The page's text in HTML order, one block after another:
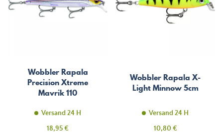
Wobbler Rapala
Precision Xtreme
Mavrik 110
Versand 24 H
Preis
18,95 €
Wobbler Rapala X-
Light Minnow 5cm
Versand 24 H
Preis
10,80 €